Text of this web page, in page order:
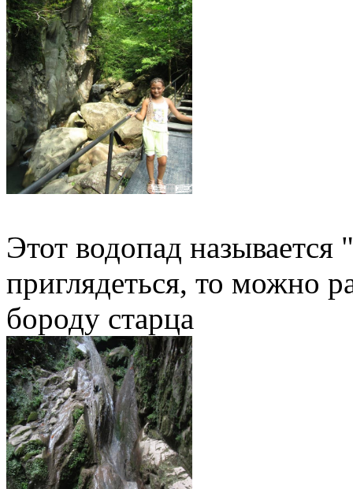
Этот водопад
приглядеться, то можно
бороду старца